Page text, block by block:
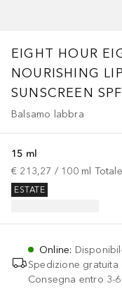
EIGHT HOUR
NOURISHING
SUNSCREEN
Balsamo labbra
15 ml
€ 213,27 / 100 ml
ESTATE
Online:
Spedizione gratuita
Consegna entro 3-